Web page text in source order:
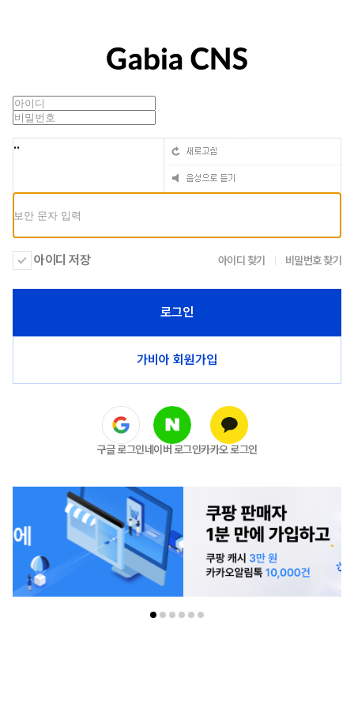
..
아이디 저장 아이디 찾기 비밀번호 찾기
로그인
가비아 회원가입
구글 로그인네이버 로그인카카오 로그인